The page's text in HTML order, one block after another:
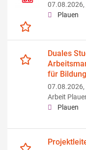
07.08.2026,
Plauen
Duales
für
07.08.2026,
Arbeit
Plauen